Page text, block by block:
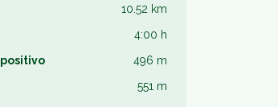
10.52 km
4:00 h
496 m
551 m